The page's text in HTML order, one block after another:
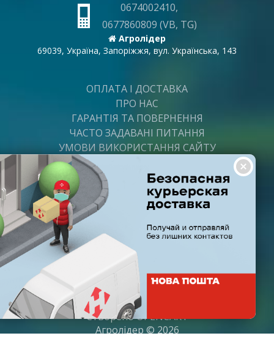
0674002410,
0677860809 (VB, TG)
Агролідер
69039, Україна, Запоріжжя, вул. Українська, 143
ОПЛАТА І ДОСТАВКА
ПРО НАС
ГАРАНТІЯ ТА ПОВЕРНЕННЯ
ЧАСТО ЗАДАВАНІ ПИТАННЯ
УМОВИ ВИКОРИСТАННЯ САЙТУ
ПОСТАЧАЛЬНИКАМ
ПАРТНЕРИ
ГРАФІК РОБОТИ
Пн-Пт: з 8:00 до 21:00
Субота: з 9:00 до 20:00
Неділя: з 10:00 до 19:00
СтвореноOPENCART
Агролідер © 2026